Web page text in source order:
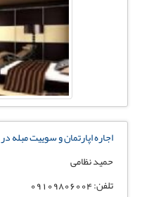
اجاره اپارتمان و سوییت مبله در
حمید نظامی
تلفن: 09109806004